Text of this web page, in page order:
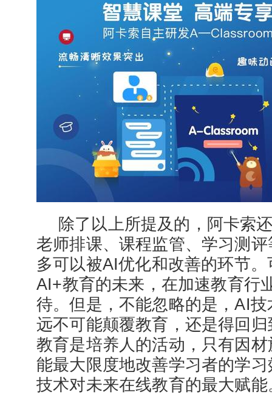
除了以上所提及的，阿卡索
老师排课、课程监管、学习测
多可以被AI优化和改善的环节
AI+教育的未来，在加速教育行
待。但是，不能忽略的是，AI
远不可能颠覆教育，还是得回
教育是培养人的活动，只有因
能最大限度地改善学习者的学
技术对未来在线教育的最大赋能